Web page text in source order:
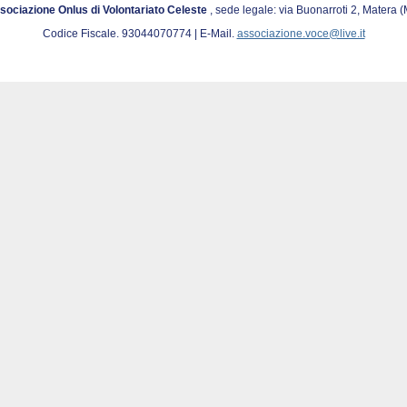
Onlus di Volontariato Celeste , sede legale: via Buonarroti 2, Matera
Codice Fiscale. 93044070774 | E-Mail. associazione.voce@live.it